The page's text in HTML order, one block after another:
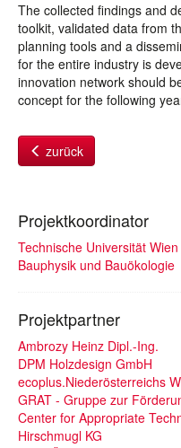
The collected findings and
toolkit, validated data from
planning tools and a
for the entire industry is
innovation network should
concept for the following
zurück
Projektkoordinator
Technische Universität
Bauphysik und Bauökologie
Projektpartner
Ambrozy Heinz Dipl.-Ing.
DPM Holzdesign GmbH
ecoplus.Niederösterreichs
GRAT - Gruppe zur
Center for Appropriate
Hirschmugl KG